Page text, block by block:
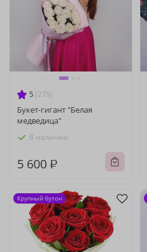
5 (279)
Букет-гигант "Белая
медведица"
В наличии
5 600 ₽
Крупный бутон